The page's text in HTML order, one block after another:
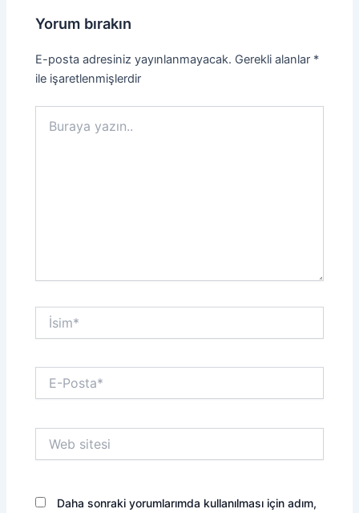
Yorum bırakın
E-posta adresiniz yayınlanmayacak. Gerekli alanlar *
ile işaretlenmişlerdir
yazın..
İsim*
Posta*
sitesi
Daha sonraki yorumlarımda kullanılması için adım,